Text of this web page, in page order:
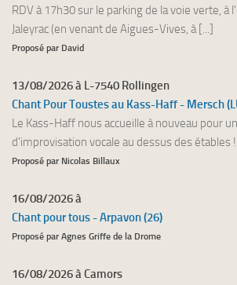
RDV à 17h30 sur le parking de la voie verte, à
Jaleyrac (en venant de Aigues-Vives, à [...]
Proposé par David
13/08/2026 à L-7540 Rollingen
Chant Pour Toustes au Kass-Haff - Mersch
Le Kass-Haff nous accueille à nouveau pour
d'improvisation vocale au dessus des étables
Proposé par Nicolas Billaux
16/08/2026 à
Chant pour tous - Arpavon (26)
Proposé par Agnes Griffe de la Drome
16/08/2026 à Camors